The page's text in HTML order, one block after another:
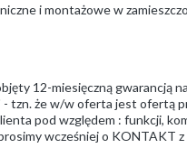
i montażowe w
12-miesięczną gwarancją
tzn. że w/w oferta jest ofertą
pod względem : funkcji,
wcześniej o KONTAKT z